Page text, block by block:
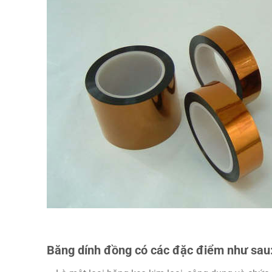
Băng dính đồng có các đặc điểm như